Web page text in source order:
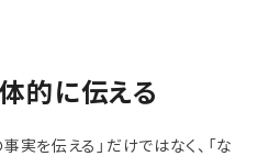
的に伝える
実を伝える」だけではなく、「な